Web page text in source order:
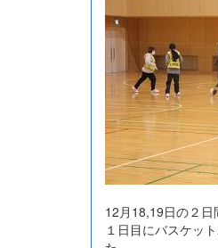
12月18,19日の２日
１日目にバスケッ